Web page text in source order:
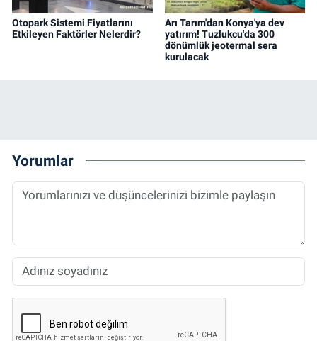
Otopark Sistemi Fiyatlarını
Etkileyen Faktörler Nelerdir?
Arı Tarım'dan Konya'ya dev
yatırım! Tuzlukcu'da 300
dönümlük jeotermal sera
kurulacak
Yorumlar